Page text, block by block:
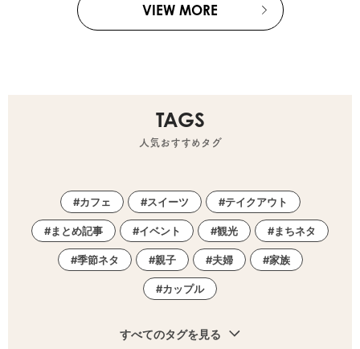
VIEW MORE
TAGS
人気おすすめタグ
カフェ スイーツ テイクアウト
まとめ記事 イベント 観光 まちネタ
季節ネタ 親子 夫婦 家族
カップル
すべてのタグを見る